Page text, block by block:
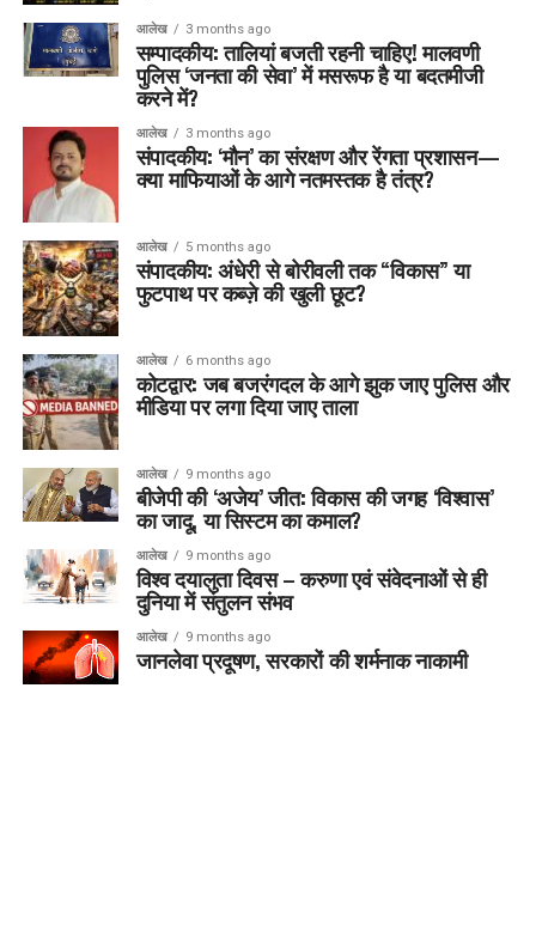
आलेख 3 months ago
सम्पादकीय: तालियां बजती रहनी चाहिए! मालवणी
पुलिस ‘जनता की सेवा’ में मसरूफ है या बदतमीजी
करने में?
आलेख 3 months ago
संपादकीय: ‘मौन’ का संरक्षण और रेंगता प्रशासन—
क्या माफियाओं के आगे नतमस्तक है तंत्र?
आलेख 5 months ago
संपादकीय: अंधेरी से बोरीवली तक “विकास” या
फुटपाथ पर कब्ज़े की खुली छूट?
आलेख 6 months ago
कोटद्वार: जब बजरंगदल के आगे झुक जाए पुलिस और
मीडिया पर लगा दिया जाए ताला
आलेख 9 months ago
बीजेपी की ‘अजेय’ जीत: विकास की जगह ‘विश्वास’
का जादू, या सिस्टम का कमाल?
आलेख 9 months ago
विश्व दयालुता दिवस – करुणा एवं संवेदनाओं से ही
दुनिया में संतुलन संभव
आलेख 9 months ago
जानलेवा प्रदूषण, सरकारों की शर्मनाक नाकामी